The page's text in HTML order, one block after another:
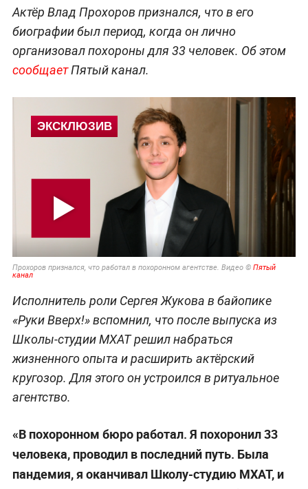
Актёр Влад Прохоров признался, что в его
биографии был период, когда он лично
организовал похороны для 33 человек. Об этом
сообщаетПятый канал.
Прохоров признался, что работал в похоронном агентстве. Видео © Пятый
канал
Исполнитель роли Сергея Жукова в байопике
«Руки Вверх!» вспомнил, что после выпуска из
Школы-студии МХАТ решил набраться
жизненного опыта и расширить актёрский
кругозор. Для этого он устроился в ритуальное
агентство.
«В похоронном бюро работал. Я похоронил 33
человека, проводил в последний путь. Была
пандемия, я оканчивал Школу-студию МХАТ, и